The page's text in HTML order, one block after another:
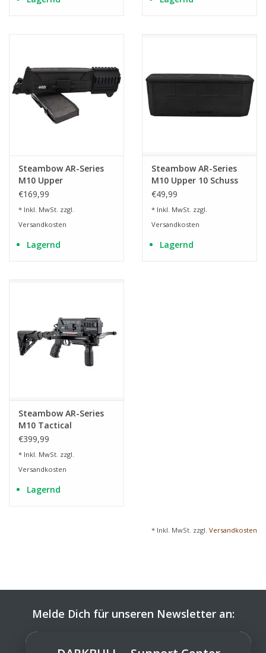
Steambow AR-Series
M10 Upper
€169,99
* Inkl. MwSt. zzgl.
Versandkosten
Lagernd
Steambow AR-Series
M10 Upper 10 Schuss
Schnellfeuermagazin
€49,99
* Inkl. MwSt. zzgl.
Versandkosten
Lagernd
Steambow AR-Series
M10 Tactical
Repetierarmbrust mit
Wechselmagazin
€399,99
* Inkl. MwSt. zzgl.
Versandkosten
Lagernd
* Inkl. MwSt. zzgl. Versandkosten
Melde Dich für unseren Newsletter an: